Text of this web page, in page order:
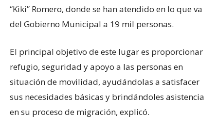
“Kiki” Romero, donde se han atendido en lo que va
del Gobierno Municipal a 19 mil personas.
El principal objetivo de este lugar es proporcionar
refugio, seguridad y apoyo a las personas en
situación de movilidad, ayudándolas a satisfacer
sus necesidades básicas y brindándoles asistencia
en su proceso de migración, explicó.